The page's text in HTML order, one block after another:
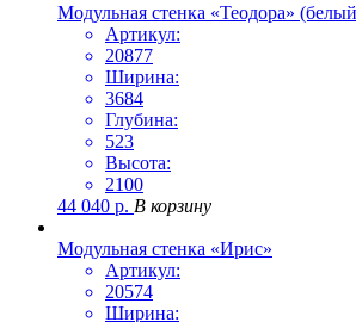
Модульная стенка «Теодора»
Артикул:
20877
Ширина:
3684
Глубина:
523
Высота:
2100
44 040 р. В корзину
Модульная стенка «Ирис»
Артикул:
20574
Ширина: